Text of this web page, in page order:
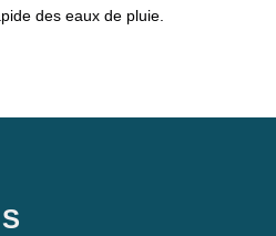
des eaux de pluie.